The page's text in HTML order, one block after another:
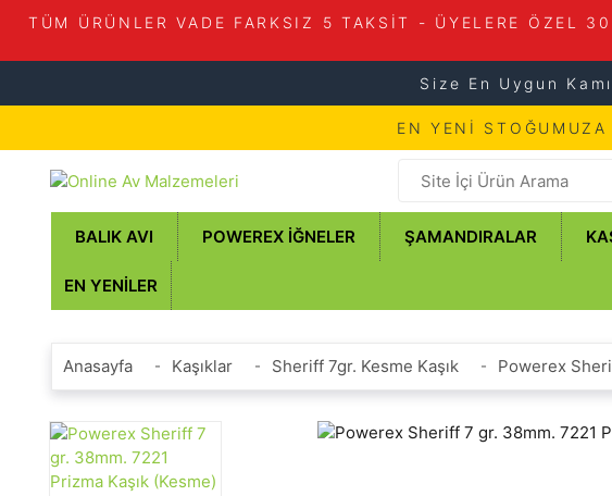
TÜM ÜRÜNLER VADE FARKSIZ 5 TAKSİT - ÜYELERE ÖZEL
Size En Uygun
EN YENİ
BALIK AVI POWEREX İĞNELER ŞAMANDIRALAR
EN YENILER
Anasayfa Kaşıklar Sheriff 7gr. Kesme Kaşık Powerex